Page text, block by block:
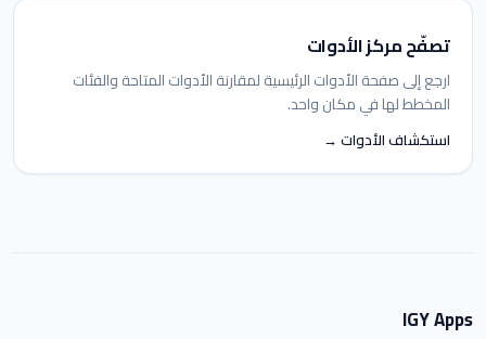
تصفّح مركز الأدوات
ارجع إلى صفحة الأدوات الرئيسية لمقارنة الأدوات المتاحة والفئات
المخطط لها في مكان واحد.
استكشاف الأدوات →
IGY Apps